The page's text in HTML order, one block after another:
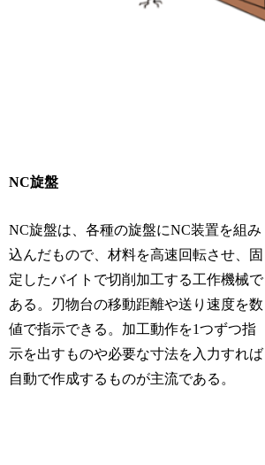
NC旋盤
NC旋盤は、各種の旋盤にNC装置を組み
込んだもので、材料を高速回転させ、固
定したバイトで切削加工する工作機械で
ある。刃物台の移動距離や送り速度を数
値で指示できる。加工動作を1つずつ指
示を出すものや必要な寸法を入力すれば
自動で作成するものが主流である。